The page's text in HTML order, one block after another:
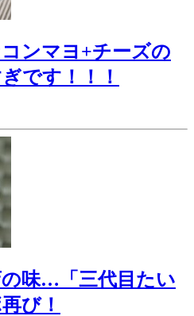
ンマヨ+チーズの
です！！！
味…「三代目たい
び！